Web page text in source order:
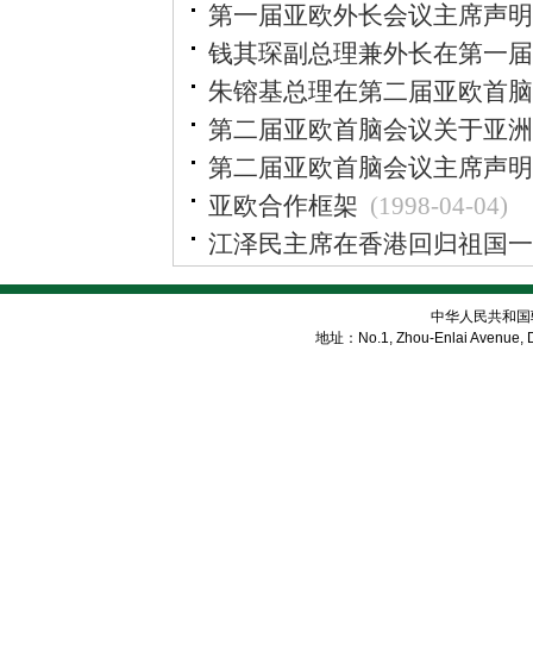
第一届亚欧外长会议主席声明
钱其琛副总理兼外长在第一
朱镕基总理在第二届亚欧首
第二届亚欧首脑会议关于亚
第二届亚欧首脑会议主席声明
亚欧合作框架 (1998-04-04)
江泽民主席在香港回归祖国
中华人民共和
地址：No.1, Zhou-Enlai Avenue,